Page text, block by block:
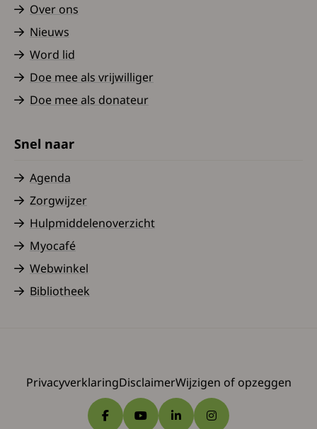
Over ons
Nieuws
Word lid
Doe mee als vrijwilliger
Doe mee als donateur
Snel naar
Agenda
Zorgwijzer
Hulpmiddelenoverzicht
Myocafé
Webwinkel
Bibliotheek
PrivacyverklaringDisclaimerWijzigen of opzeggen
Ga naar Facebook
Ga naar YouTube
Ga naar LinkedIn
Ga naar Instagram